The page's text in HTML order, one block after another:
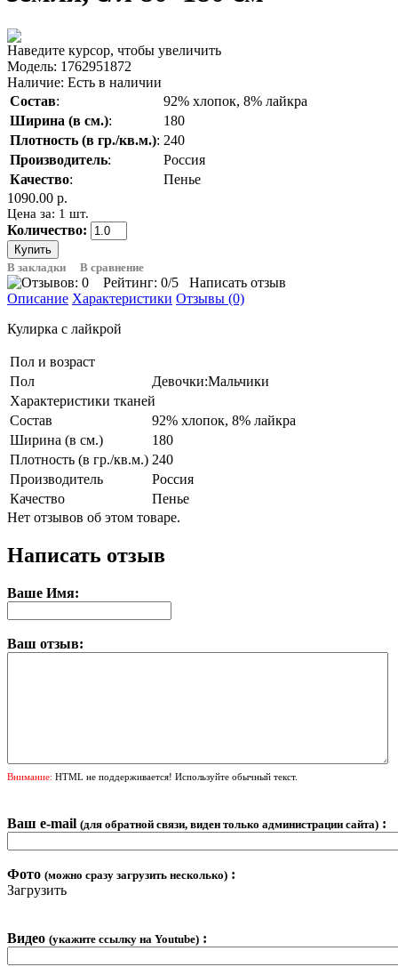
Наведите курсор, чтобы увеличить
Модель: 1762951872
Наличие: Есть в наличии
Состав:
92% хлопок, 8% лайкра
Ширина (в см.):
180
Плотность (в гр./кв.м.): 240
Производитель:
Россия
Качество:
Пенье
1090.00 р.
Цена за: 1 шт.
Количество:
В закладки В сравнение
Рейтинг: 0/5
Написать отзыв
Описание Характеристики Отзывы (0)
Кулирка с лайкрой
Пол и возраст
Пол
Девочки:Мальчики
Характеристики тканей
Состав
92% хлопок, 8% лайкра
Ширина (в см.)
180
Плотность (в гр./кв.м.) 240
Производитель
Россия
Качество
Пенье
Нет отзывов об этом товаре.
Написать отзыв
Ваше Имя:
Ваш отзыв:
Внимание: HTML не поддерживается! Используйте обычный текст.
Ваш e-mail (для обратной связи, виден только администрации сайта) :
Фото (можно сразу загрузить несколько) :
Загрузить
Видео (укажите ссылку на Youtube) :